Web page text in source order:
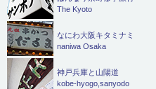
The Kyoto
なにわ大阪キタミナミ
naniwa Osaka
神戸兵庫と山陽道
kobe-hyogo,sanyodo